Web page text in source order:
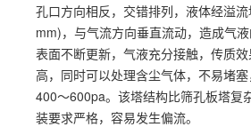
孔口方向相反，交错排列，液体经溢
mm)，与气流方向垂直流动，造成气
表面不断更新，气液充分接触，传质
高，同时可以处理含尘气体，不易堵
400～600pa。该塔结构比筛孔板塔复
装要求严格，容易发生偏流。